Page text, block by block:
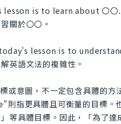
is to learn about 〇〇.
關於〇〇。
lesson is to
英語文法的複雜性。
或意圖，不一定包含具體的
指更具體且可衡量的目標。
」等具體目標。因此，「為了